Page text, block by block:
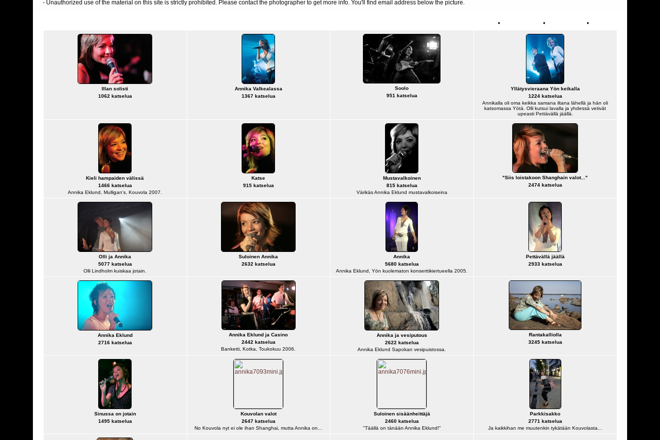
- Unauthorized use of the material on this site is strictly prohibited. Please contact the photographer to get more info. You'll find email address below the picture.
• • •
Illan solisti
1062 katselua
Annika Valkealassa
1367 katselua
Soolo
951 katselua
Yllätysvieraana Yön keikalla
1224 katselua
Annikalla oli oma keikka samana iltana lähellä ja hän oli
katsomassa Yötä. Olli kutsui lavalla ja yhdessä vetivät
upeasti Pettävällä jäällä.
Kieli hampaiden välissä
1466 katselua
Annika Eklund, Mulligan's, Kouvola 2007.
Katse
915 katselua
Mustavalkoinen
815 katselua
Värikäs Annika Eklund mustavalkoiseina
"Siis loistakoon Shanghain valot..."
2474 katselua
Olli ja Annika
5077 katselua
Olli Lindholm kuiskaa jotain.
Suloinen Annika
2632 katselua
Annika
5680 katselua
Annika Eklund, Yön kuolematon konserttikiertueella 2005.
Pettävällä jäällä
2933 katselua
Annika Eklund
2716 katselua
Annika Eklund ja Casino
2442 katselua
Banketti, Kotka, Toukokuu 2006.
Annika ja vesiputous
2622 katselua
Annika Eklund Sapokan vesipuistossa.
Rantakalliolla
3245 katselua
Sinussa on jotain
1495 katselua
Kouvolan valot
2647 katselua
No Kouvola nyt ei ole ihan Shanghai, mutta Annika on...
Suloinen sisäänheittäjä
2460 katselua
"Täällä on tänään Annika Eklund!"
Parkkisakko
2771 katselua
Ja kaikkihan me muutenkin tykätään Kouvolasta...